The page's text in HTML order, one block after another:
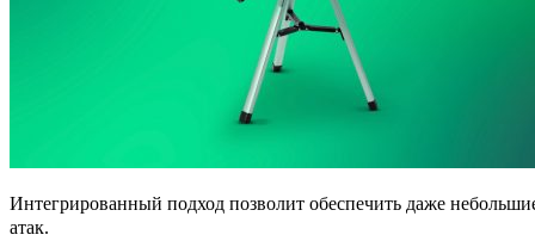
Интегрированный подход позволит обеспечить даже
атак.